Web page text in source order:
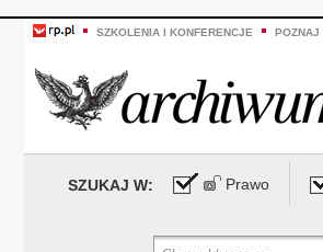
SZKOLENIA I KONFERENCJE POZNAJ
SZUKAJ W: Prawo